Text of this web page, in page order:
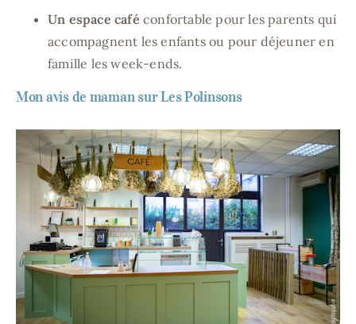
Un espace café confortable pour les parents qui
accompagnent les enfants ou pour déjeuner en
famille les week-ends.
Mon avis de maman sur Les Polinsons